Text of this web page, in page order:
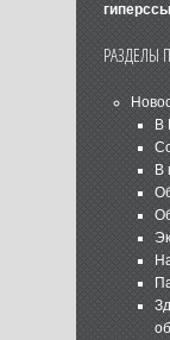
РАЗДЕЛЫ
В
В